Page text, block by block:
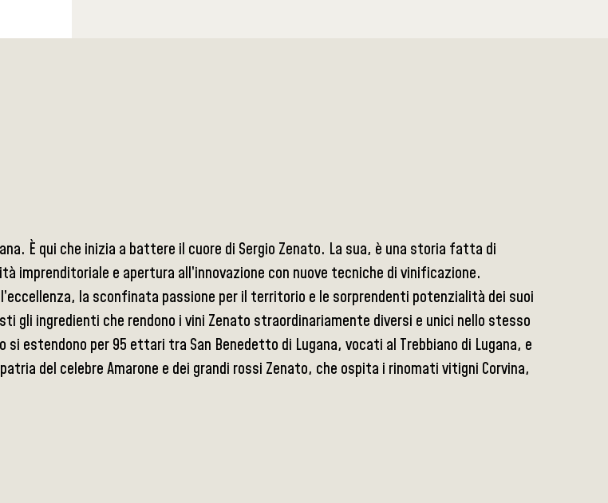
È qui che inizia a battere il cuore di Sergio Zenato. La sua, è una storia fatta di
imprenditoriale e apertura all’innovazione con nuove tecniche di vinificazione.
l’eccellenza, la sconfinata passione per il territorio e le sorprendenti potenzialità dei suoi
gli ingredienti che rendono i vini Zenato straordinariamente diversi e unici nello stesso
si estendono per 95 ettari tra San Benedetto di Lugana, vocati al Trebbiano di Lugana, e
del celebre Amarone e dei grandi rossi Zenato, che ospita i rinomati vitigni Corvina,